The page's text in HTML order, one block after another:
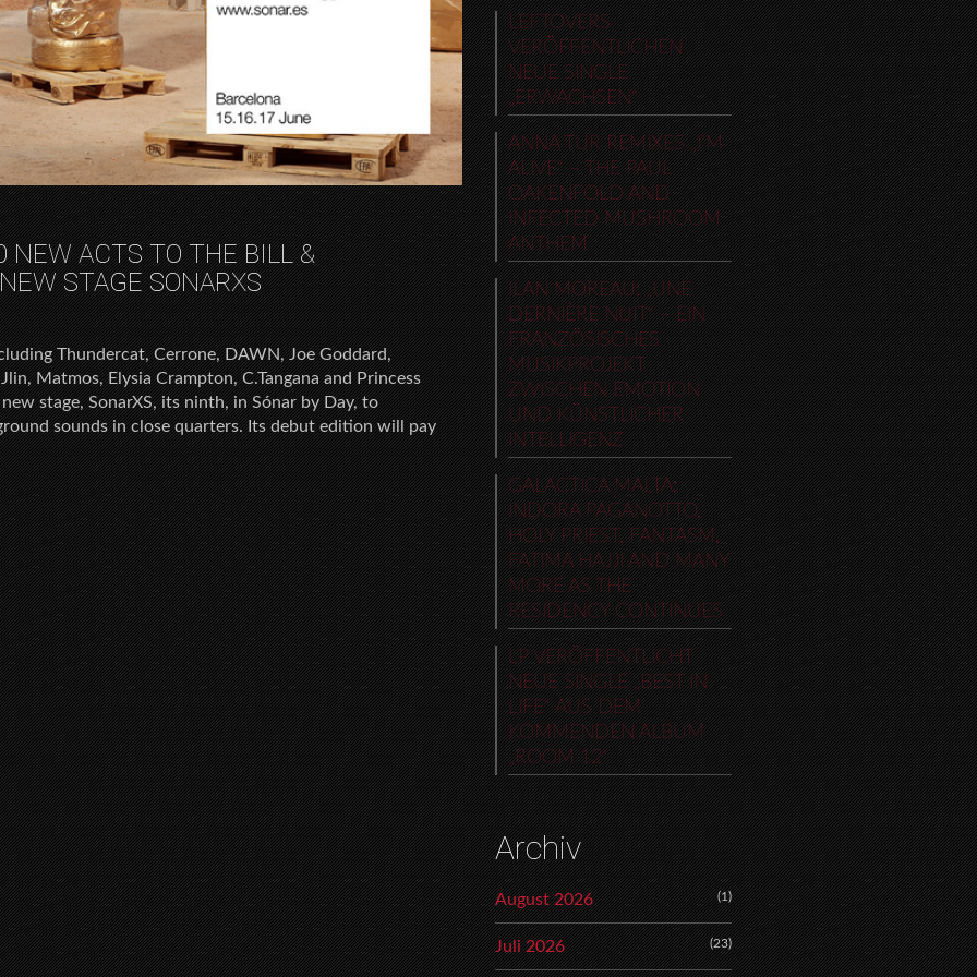
NEW ACTS TO THE BILL &
STAGE SONARXS
Thundercat, Cerrone, DAWN, Joe Goddard,
Matmos, Elysia Crampton, C.Tangana and Princess
stage, SonarXS, its ninth, in Sónar by Day, to
sounds in close quarters. Its debut edition will pay
LEFTOVERS
VERÖFFENTLICHEN
NEUE SINGLE
„ERWACHSEN“
ANNA TUR REMIXES „I’M
ALIVE“ – THE PAUL
OAKENFOLD AND
INFECTED MUSHROOM
ANTHEM
ILAN MOREAU: „UNE
DERNIÈRE NUIT“ – EIN
FRANZÖSISCHES
MUSIKPROJEKT
ZWISCHEN EMOTION
UND KÜNSTLICHER
INTELLIGENZ
GALACTICA MALTA:
INDORA PAGANOTTO,
HOLY PRIEST, FANTASM,
FATIMA HAJJI AND MANY
MORE AS THE
RESIDENCY CONTINUES
LP VERÖFFENTLICHT
NEUE SINGLE „BEST IN
LIFE“ AUS DEM
KOMMENDEN ALBUM
„ROOM 12“
Archiv
August 2026 (1)
Juli 2026 (23)